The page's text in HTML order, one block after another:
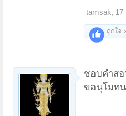
tamsak, 17
ถูกใจ
ชอบคำสอ
ขอนุโมท